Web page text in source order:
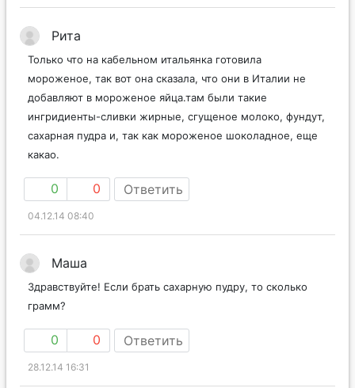
Рита
Только что на кабельном итальянка готовила
мороженое, так вот она сказала, что они в Италии не
добавляют в мороженое яйца.там были такие
ингридиенты-сливки жирные, сгущеное молоко, фундут,
сахарная пудра и, так как мороженое шоколадное, еще
какао.
0 0 Ответить
04.12.14 08:40
Маша
Здравствуйте! Если брать сахарную пудру, то сколько
грамм?
0 0 Ответить
28.12.14 16:31